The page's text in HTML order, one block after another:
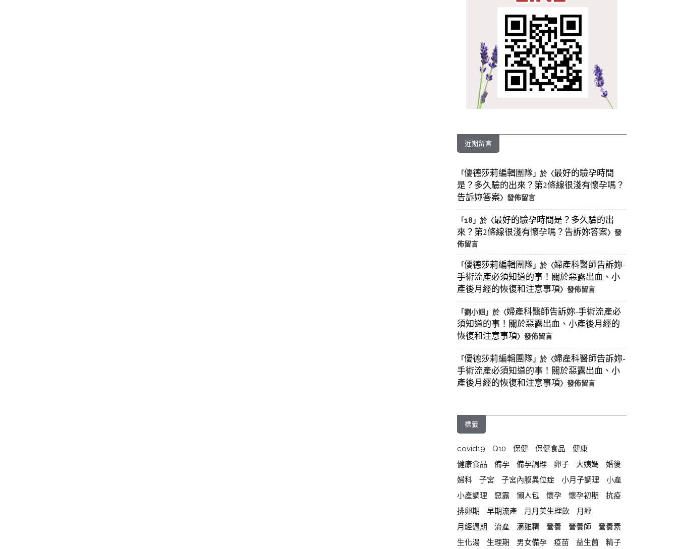
近期留言
「優德莎莉編輯團隊」於〈最好的驗孕時間
是？多久驗的出來？第2條線很淺有懷孕嗎？
告訴妳答案〉發佈留言
「18 」於〈最好的驗孕時間是？多久驗的出
來？第2條線很淺有懷孕嗎？告訴妳答案〉發
佈留言
「優德莎莉編輯團隊」於〈婦產科醫師告訴妳-
手術流產必須知道的事！關於惡露出血、小
產後月經的恢復和注意事項〉發佈留言
「劉小姐 」於〈婦產科醫師告訴妳-手術流產必
須知道的事！關於惡露出血、小產後月經的
恢復和注意事項〉發佈留言
「優德莎莉編輯團隊」於〈婦產科醫師告訴妳-
手術流產必須知道的事！關於惡露出血、小
產後月經的恢復和注意事項〉發佈留言
標籤
covid19 Q10 保健 保健食品
健康
健康食品
備孕 備孕調理 卵子 大姨媽
婚後
婦科
子宮 子宮內膜異位症 小月子調理
小產
小產調理
惡露 懶人包 懷孕 懷孕初期
抗疫
排卵期
早期流產 月月美生理飲
月經
月經週期
流產 滴雞精 營養 營養師
營養素
生化湯
生理期 男女備孕 疫苗 益生菌 精子